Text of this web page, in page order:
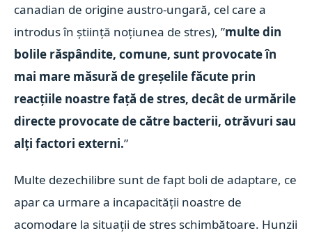
canadian de origine austro-ungară, cel care a
introdus în știință noțiunea de stres), ”multe din
bolile răspândite, comune, sunt provocate în
mai mare măsură de greșelile făcute prin
reacțiile noastre față de stres, decât de urmările
directe provocate de către bacterii, otrăvuri sau
alți factori externi.”
Multe dezechilibre sunt de fapt boli de adaptare, ce
apar ca urmare a incapacității noastre de
acomodare la situații de stres schimbătoare. Hunzii